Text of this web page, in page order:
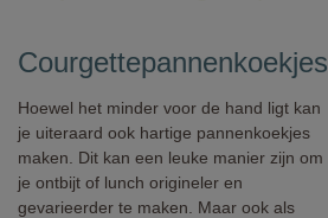
Courgettepannenkoekjes
Hoewel het minder voor de hand ligt kan
je uiteraard ook hartige pannenkoekjes
maken. Dit kan een leuke manier zijn om
je ontbijt of lunch origineler en
gevarieerder te maken. Maar ook als